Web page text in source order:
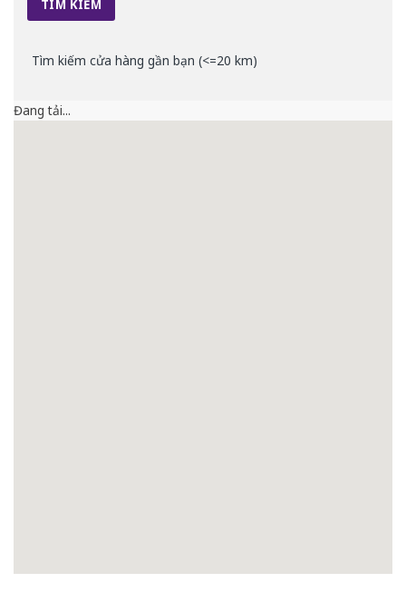
Tìm kiếm cửa hàng gần bạn (<=20 km)
Đang tải...